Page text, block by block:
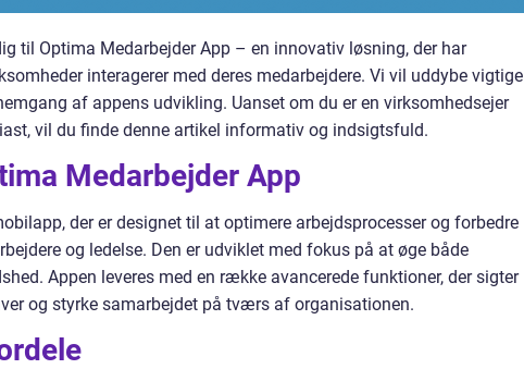
til Optima Medarbejder App – en innovativ løsning, der har
interagerer med deres medarbejdere. Vi vil uddybe vigtige
af appens udvikling. Uanset om du er en virksomhedsejer
vil du finde denne artikel informativ og indsigtsfuld.
Medarbejder App
der er designet til at optimere arbejdsprocesser og forbedre
og ledelse. Den er udviklet med fokus på at øge både
Appen leveres med en række avancerede funktioner, der sigter
og styrke samarbejdet på tværs af organisationen.